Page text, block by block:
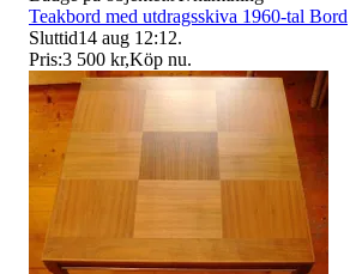
Teakbord med utdragsskiva 1960-tal Bord
Sluttid14 aug 12:12.
Pris:3 500 kr,Köp nu.